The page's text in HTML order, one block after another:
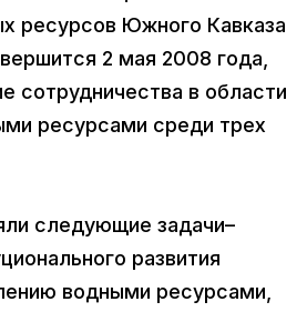
ресурсов Южного Кавказа
2 мая 2008 года,
сотрудничества в области
ресурсами среди трех
следующие задачи–
развития
водными ресурсами,